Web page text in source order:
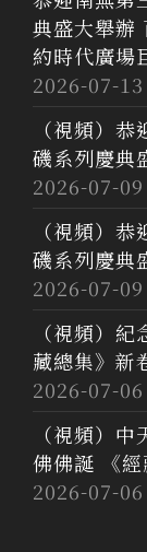
典盛大舉辦
約時代廣場
2026-07-13
（視頻）
磯系列慶典
2026-07-09
（視頻）
磯系列慶典
2026-07-09
（視頻）
藏總集》新
2026-07-06
（視頻）
佛佛誕 《
2026-07-06